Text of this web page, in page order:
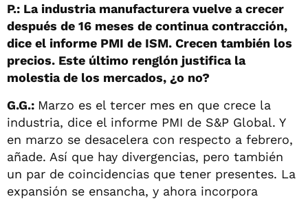
P.: La industria manufacturera vuelve a crecer
después de 16 meses de continua contracción,
dice el informe PMI de ISM. Crecen también los
precios. Este último renglón justifica la
molestia de los mercados, ¿o no?
G.G.: Marzo es el tercer mes en que crece la
industria, dice el informe PMI de S&P Global. Y
en marzo se desacelera con respecto a febrero,
añade. Así que hay divergencias, pero también
un par de coincidencias que tener presentes. La
expansión se ensancha, y ahora incorpora